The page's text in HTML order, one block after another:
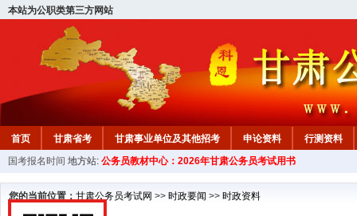
本站为公职类第三方网站
首页 甘肃省考 甘肃事业单位及其他招考 申论资料
行测资料
国考报名时间 地方站: 公务员教材中心：2026年甘肃公务员考试用书
您的当前位置： 甘肃公务员考试网 >> 时政要闻 >> 时政资料